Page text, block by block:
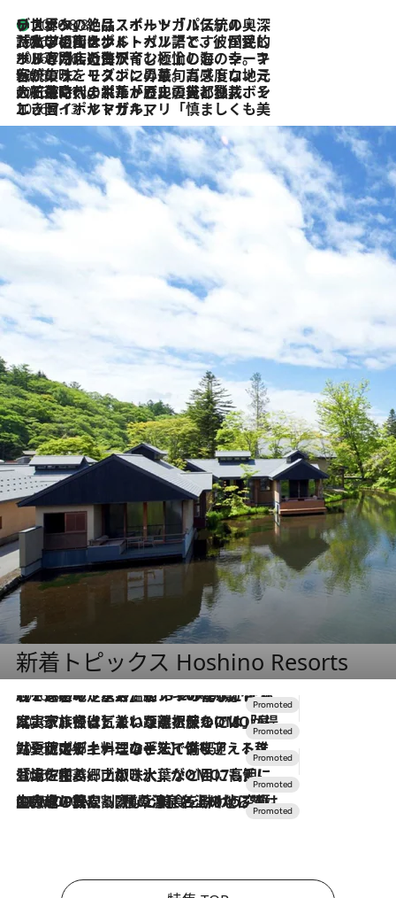
2026.8.8
リスボンの絶品スイーツ「パステル・デ・ナタ」とは？ポルトガル伝統の奥深い世界へ
2026.7.27
「私の祖国はポルトガル語です」国民的詩人フェルナンド・ペソアと、彼が愛した文学の街を歩く
2026.7.26
ポルトガル近海が育む極上の海の幸。キリリと冷えた白ワインと愉しむ、シーフード専門店の贅沢
2026.7.22
伝統の味をモダンに昇華。高感度な地元客が集う、リスボンの最旬ガストロノミー
2026.7.21
大航海時代の栄華から、震災、独裁、そして革命へ。ポルトガル・首都リスボンの石畳に刻まれた「歴史の光と影」
2026.7.13
エッセイ・ヤマザキマリ「慎ましくも美しき国 ポルトガル」
新着トピックス Hoshino Resorts
2026.8.7
【トンボの足水浴】ヒノキの香りに包まれて涼感マックス！約13℃の湧水かけ流しを避暑地「星野温泉 トンボの湯」で体験
2026.7.31
【ホテル帰省】という選択肢をOMOが提案。家族とほどよい距離を保つには「昼は実家、夜は気兼ねなくホテルで！」
2026.7.24
【夏限定ディナーコース】旬を迎える稚鮎や花ズッキーニなどをイタリア・トスカーナの郷土料理の手法で満喫！
2026.7.17
「土佐和ハーブかき氷」がOMO7高知に登場！生姜、山椒、大葉など目にも舌にも涼を呼ぶ郷土の味
2026.7.10
NEW OPEN！【界 草津】名湯の地に誕生。趣の異なる2種の温泉と上州ならではの会席・蕎麦割烹など美食を味わう究極の癒やし旅